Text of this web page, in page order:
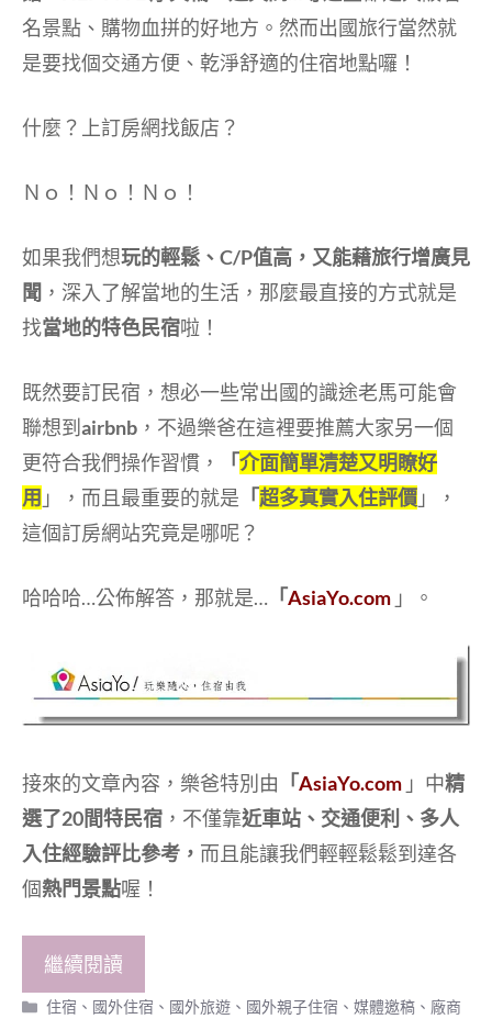
名景點、購物血拼的好地方。然而出國旅行當然就
是要找個交通方便、乾淨舒適的住宿地點囉！
什麼？ 上訂房網找飯店？
Ｎｏ！Ｎｏ！Ｎｏ！
如果我們想玩的輕鬆、C/P值高，又能藉旅行增廣見
聞 ，深入了解當地的生活，那麼最直接的方式就是
找當地的特色民宿啦！
既然要訂民宿，想必一些常出國的識途老馬可能會
聯想到airbnb ，不過樂爸在這裡要推薦大家另一個
更符合我們操作習慣，
「介面簡單清楚又明瞭好
用 」，而且最重要的就是 「超多真實入住評價 」，
這個訂房網站究竟是哪呢？
哈哈哈…公佈解答，那就是… 「AsiaYo.com 」。
接來的文章內容，樂爸特別由 「AsiaYo.com 」中精
選了20間特民宿 ，不僅靠近車站、交通便利、多人
入住經驗評比參考， 而且能讓我們輕輕鬆鬆到達各
個熱門景點喔！
繼續閱讀
分
住宿 、 國外住宿 、 國外旅遊 、 國外親子住宿 、媒體邀稿 、 廠商